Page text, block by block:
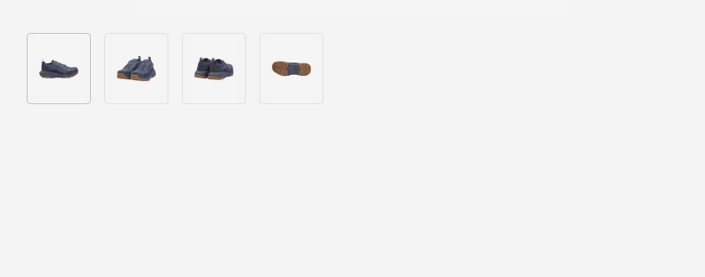
Bild 1 in Galerieansicht laden